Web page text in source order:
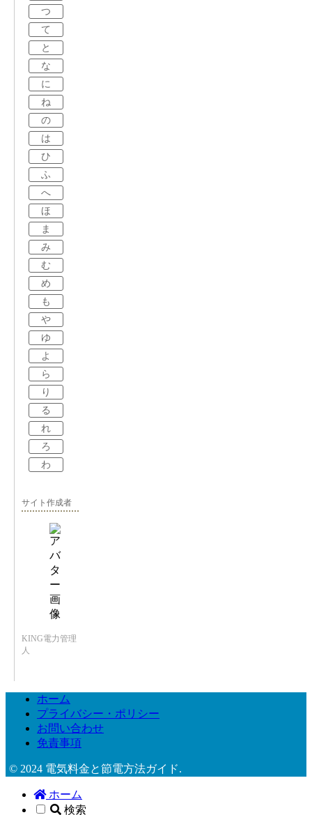
つ
て
と
な
に
ね
の
は
ひ
ふ
へ
ほ
ま
み
む
め
も
や
ゆ
よ
ら
り
る
れ
ろ
わ
サイト作成者
KING電力管理
人
ホーム
プライバシー・ポリシー
お問い合わせ
免責事項
© 2024 電気料金と節電方法ガイド.
ホーム
検索